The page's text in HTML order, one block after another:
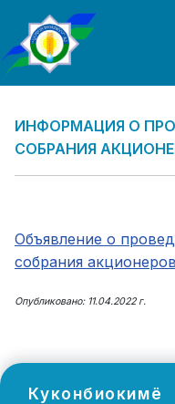
ИНФОРМАЦИЯ О
СОБРАНИЯ
Объявление о
собрания
Опубликовано: 11.04.2022 г.
Куконбиокимё